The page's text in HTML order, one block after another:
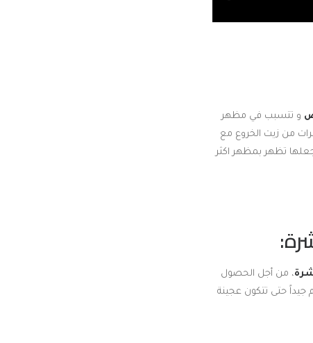
و تتسبب في مظهر
من زيت الخروع مع
تظهر بمظهر اكثر
، من أجل الحصول
حتى تتكون عجينة